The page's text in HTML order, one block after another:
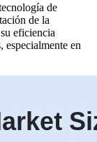
de
de la
eficiencia
especialmente en